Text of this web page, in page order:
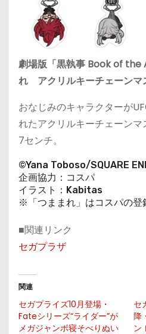
劇場版「黒執事 Book of
れ アクリルキーチェーンマ
おなじみのキャラクターが
れたアクリルキーチェーン
7センチ。
©Yana Toboso/SQUARE
企画協力：コスパ
イラスト：Kabitas
※「つままれ」はコスパの登
■関連リンク
セガプラザ
関連
セガプライズ10月登場・
Fateシリーズ“ライダー”が
メガジャンボ寝そべりぬい
セ
降
ン